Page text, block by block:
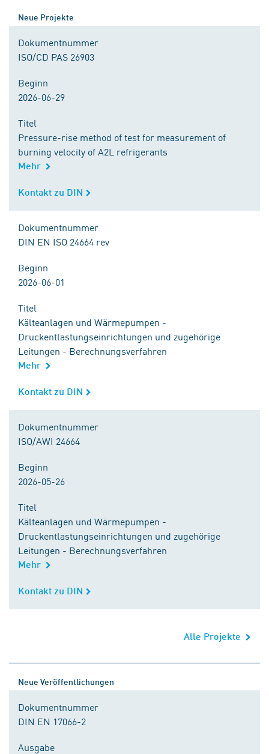
Neue Projekte
Dokumentnummer
ISO/CD PAS 26903
Beginn
2026-06-29
Titel
Pressure-rise method of test for measurement of
burning velocity of A2L refrigerants
Mehr
Kontakt zu DIN
Kontakt zu DIN
Dokumentnummer
DIN EN ISO 24664 rev
Beginn
2026-06-01
Titel
Kälteanlagen und Wärmepumpen -
Druckentlastungseinrichtungen und zugehörige
Leitungen - Berechnungsverfahren
Mehr
Kontakt zu DIN
Kontakt zu DIN
Dokumentnummer
ISO/AWI 24664
Beginn
2026-05-26
Titel
Kälteanlagen und Wärmepumpen -
Druckentlastungseinrichtungen und zugehörige
Leitungen - Berechnungsverfahren
Mehr
Kontakt zu DIN
Kontakt zu DIN
Alle Projekte
Neue Veröffentlichungen
Dokumentnummer
DIN EN 17066-2
Ausgabe